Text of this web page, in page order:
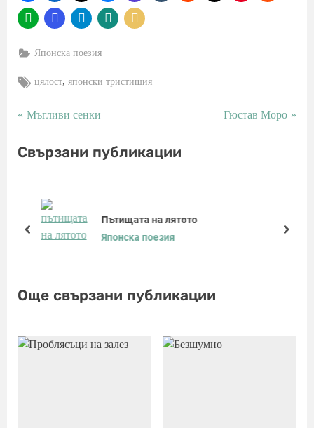
Японска поезия
Tags:
цялост,японски тристишия
Навигация
P
e
s
t
:
Мъгливи сенки
N
Гюстав Моро
Свързани публикации
Пътищата на лятото
Японска поезия
prev next
Още свързани публикации